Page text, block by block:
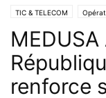
TIC & TELECOM
MEDUSA
renforce